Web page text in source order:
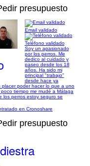
presupuesto
Email validado
Teléfono validado
Soy un apasionado
por los perros. Me
dedico al cuidado y
paseo desde los 18
años. Ha sido mi
principal "trabajo"
desde hace ya
placer poder hacer lo que a uno
tiempo me mudé a Málaga
los perros estoy seguro se
en Cronoshare
presupuesto